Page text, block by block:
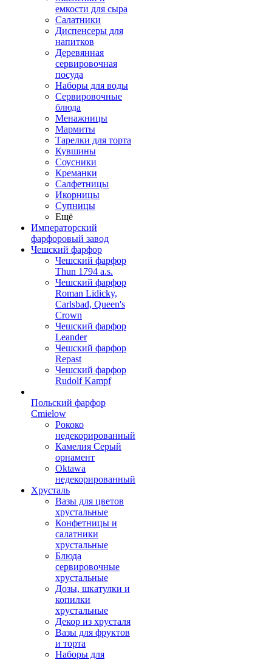
емкости для сыра
Салатники
Диспенсеры для
напитков
Деревянная
сервировочная
посуда
Наборы для воды
Сервировочные
блюда
Менажницы
Мармиты
Тарелки для торта
Кувшины
Соусники
Креманки
Салфетницы
Икорницы
Супницы
Ещё
Императорский
фарфоровый завод
Чешский фарфор
Чешский фарфор
Thun 1794 a.s.
Чешский фарфор
Roman Lidicky,
Carlsbad, Queen's
Crown
Чешский фарфор
Leander
Чешский фарфор
Repast
Чешский фарфор
Rudolf Kampf
Польский фарфор
Сmielow
Рококо
недекорированный
Камелия Серый
орнамент
Oktawa
недекорированный
Хрусталь
Вазы для цветов
хрустальные
Конфетницы и
салатники
хрустальные
Блюда
сервировочные
хрустальные
Дозы, шкатулки и
копилки
хрустальные
Декор из хрусталя
Вазы для фруктов
и торта
Наборы для